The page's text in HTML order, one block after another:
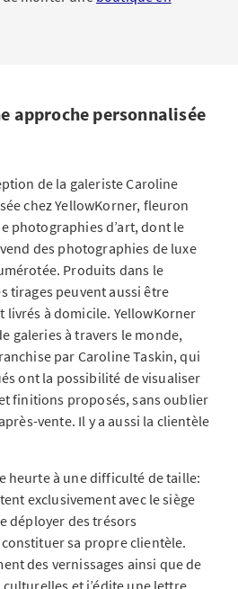
approche personnalisée
de la galeriste Caroline
chez YellowKorner, fleuron
photographies d’art, dont le
des photographies de luxe
Produits dans le
tirages peuvent aussi être
livrés à domicile. YellowKorner
galeries à travers le monde,
par Caroline Taskin, qui
ont la possibilité de visualiser
finitions proposés, sans oublier
vente. Il y a aussi la clientèle
heurte à une difficulté de taille:
exclusivement avec le siège
déployer des trésors
sa propre clientèle.
des vernissages ainsi que de
et j’édite une lettre